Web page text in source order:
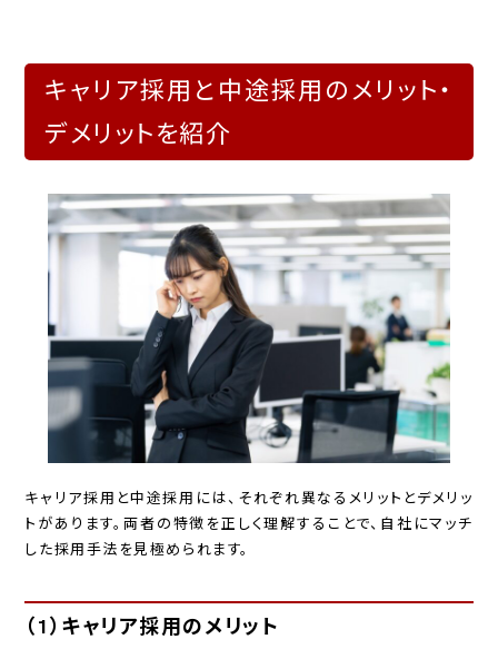
キャリア採用と中途採用のメリット・
デメリットを紹介
キャリア採用と中途採用には、それぞれ異なるメリットとデメリッ
トがあります。両者の特徴を正しく理解することで、自社にマッチ
した採用手法を見極められます。
（1）キャリア採用のメリット